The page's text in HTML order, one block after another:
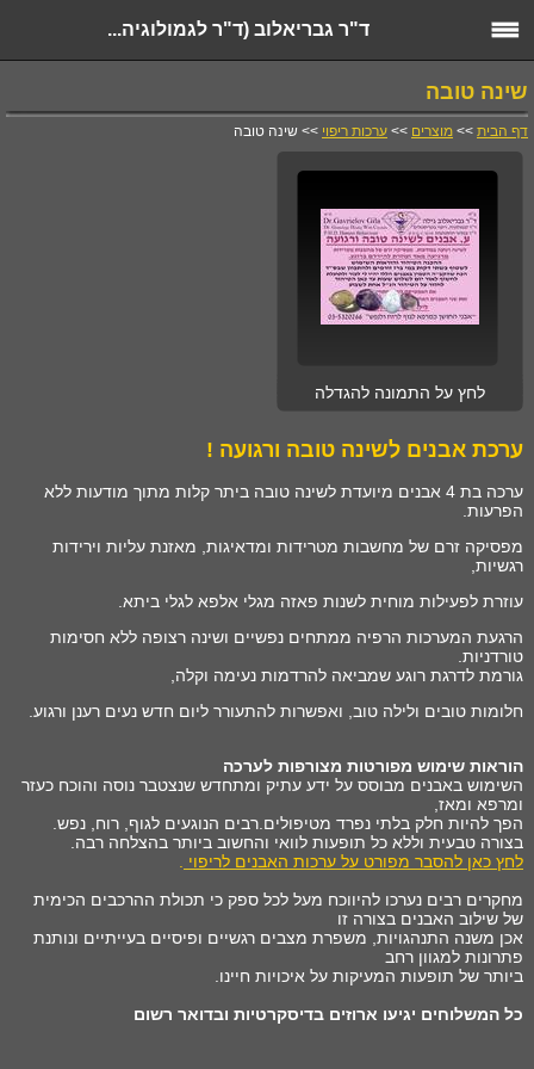
ד"ר גבריאלוב (ד"ר לגמולוגיה...
שינה טובה
דף הבית >> מוצרים >> ערכות ריפוי >> שינה טובה
לחץ על התמונה להגדלה
ערכת אבנים לשינה טובה ורגועה !
ערכה בת 4 אבנים מיועדת לשינה טובה ביתר קלות מתוך מודעות ללא
הפרעות.
מפסיקה זרם של מחשבות מטרידות ומדאיגות, מאזנת עליות וירידות
רגשיות,
עוזרת לפעילות מוחית לשנות פאזה מגלי אלפא לגלי ביתא.
הרגעת המערכות הרפיה ממתחים נפשיים ושינה רצופה ללא חסימות
טורדניות.
גורמת לדרגת רוגע שמביאה להרדמות נעימה וקלה,
חלומות טובים ולילה טוב, ואפשרות להתעורר ליום חדש נעים רענן ורגוע.
הוראות שימוש מפורטות מצורפות לערכה
השימוש באבנים מבוסס על ידע עתיק ומתחדש שנצטבר נוסה והוכח כעזר
ומרפא ומאז,
הפך להיות חלק בלתי נפרד מטיפולים.רבים הנוגעים לגוף, רוח, נפש.
בצורה טבעית וללא כל תופעות לוואי והחשוב ביותר בהצלחה רבה.
לחץ כאן להסבר מפורט על ערכות האבנים לריפוי
מחקרים רבים נערכו להיווכח מעל לכל ספק כי תכולת ההרכבים הכימית
של שילוב האבנים בצורה זו
אכן משנה התנהגויות, משפרת מצבים רגשיים ופיסיים בעייתיים ונותנת
פתרונות למגוון רחב
ביותר של תופעות המעיקות על איכויות חיינו.
כל המשלוחים יגיעו ארוזים בדיסקרטיות ובדואר רשום